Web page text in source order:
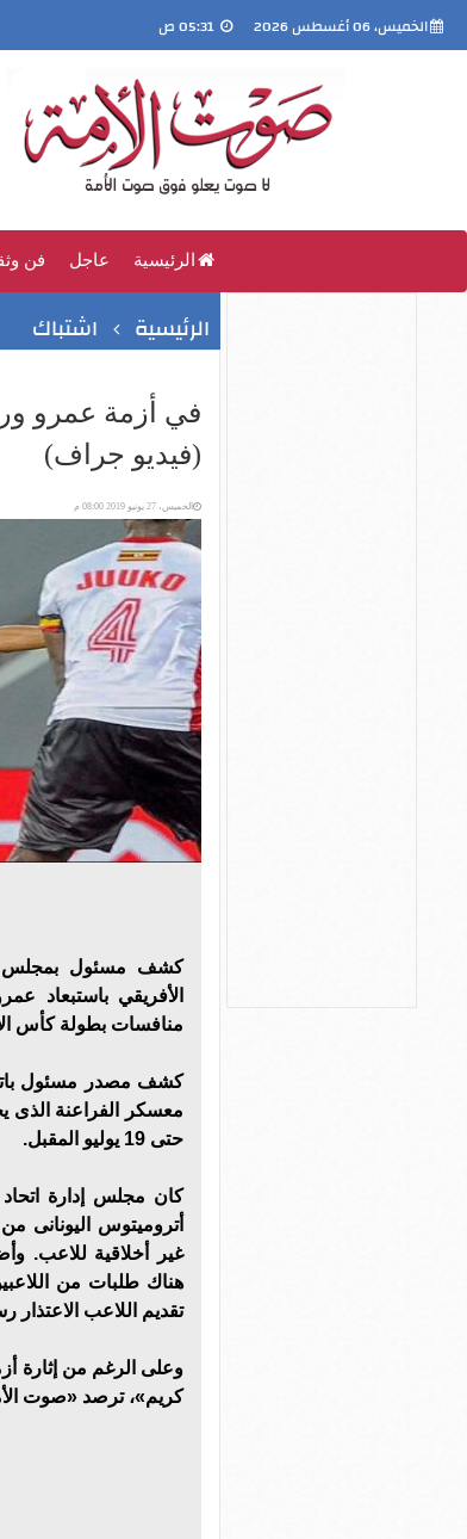
الخميس، 06 أغسطس 2026
الرئيسية عاجل فن
الرئيسية اشتباك
في أزمة عمرو
(فيديو جراف)
الخميس، 27 يونيو 2019 08:00 م
كشف مسئول بمجلس
الأفريقي باستبعاد
منافسات بطولة كأس الأمم
كشف مصدر مسئول
حتى 19 يوليو المقبل.
كان مجلس إدارة
أتروميتوس اليونانى
غير أخلاقية للاعب.
هناك طلبات من
تقديم اللاعب الاعتذار
وعلى الرغم من إثارة
كريم»، ترصد «صوت